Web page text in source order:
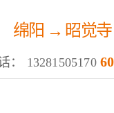
绵阳 → 昭觉寺
： 13281505170